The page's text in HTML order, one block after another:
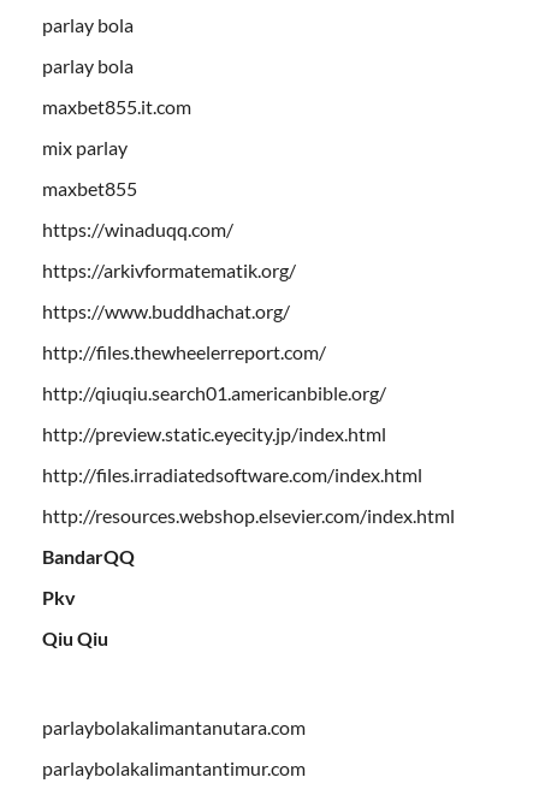
parlay bola
parlay bola
maxbet855.it.com
mix parlay
maxbet855
https://winaduqq.com/
https://arkivformatematik.org/
https://www.buddhachat.org/
http://files.thewheelerreport.com/
http://qiuqiu.search01.americanbible.org/
http://preview.static.eyecity.jp/index.html
http://files.irradiatedsoftware.com/index.html
http://resources.webshop.elsevier.com/index.html
BandarQQ
Pkv
Qiu Qiu
parlaybolakalimantanutara.com
parlaybolakalimantantimur.com